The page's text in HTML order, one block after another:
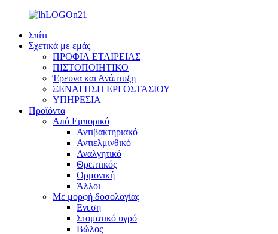
Σπίτι
Σχετικά με εμάς
ΠΡΟΦΙΛ ΕΤΑΙΡΕΙΑΣ
ΠΙΣΤΟΠΟΙΗΤΙΚΟ
Έρευνα και Ανάπτυξη
ΞΕΝΑΓΗΣΗ ΕΡΓΟΣΤΑΣΙΟΥ
ΥΠΗΡΕΣΙΑ
Προϊόντα
Από Εμπορικό
Αντιβακτηριακό
Αντιελμινθικό
Αναλγητικό
Θρεπτικός
Ορμονική
Άλλοι
Με μορφή δοσολογίας
Ενεση
Στοματικό υγρό
Βώλος